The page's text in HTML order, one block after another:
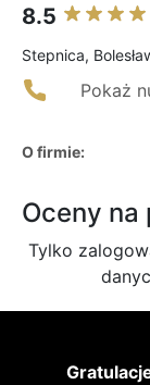
8.5
Stepnica,
Pokaż
O firmie:
Oceny
Tylko